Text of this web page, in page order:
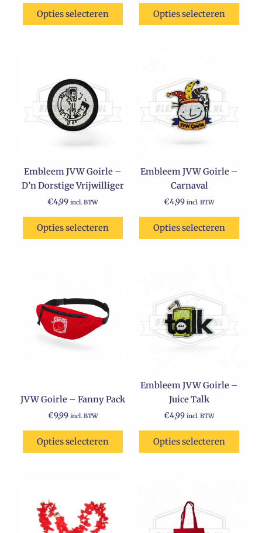
Opties selecteren Opties selecteren
productpagina
Embleem JVW Goirle –
D’n Dorstige Vrijwilliger
€4,99 incl. BTW
Opties selecteren
Embleem JVW Goirle –
Carnaval
€4,99 incl. BTW
Opties selecteren
JVW Goirle – Fanny Pack
€9,99 incl. BTW
Opties selecteren
Embleem JVW Goirle –
Juice Talk
€4,99 incl. BTW
Opties selecteren